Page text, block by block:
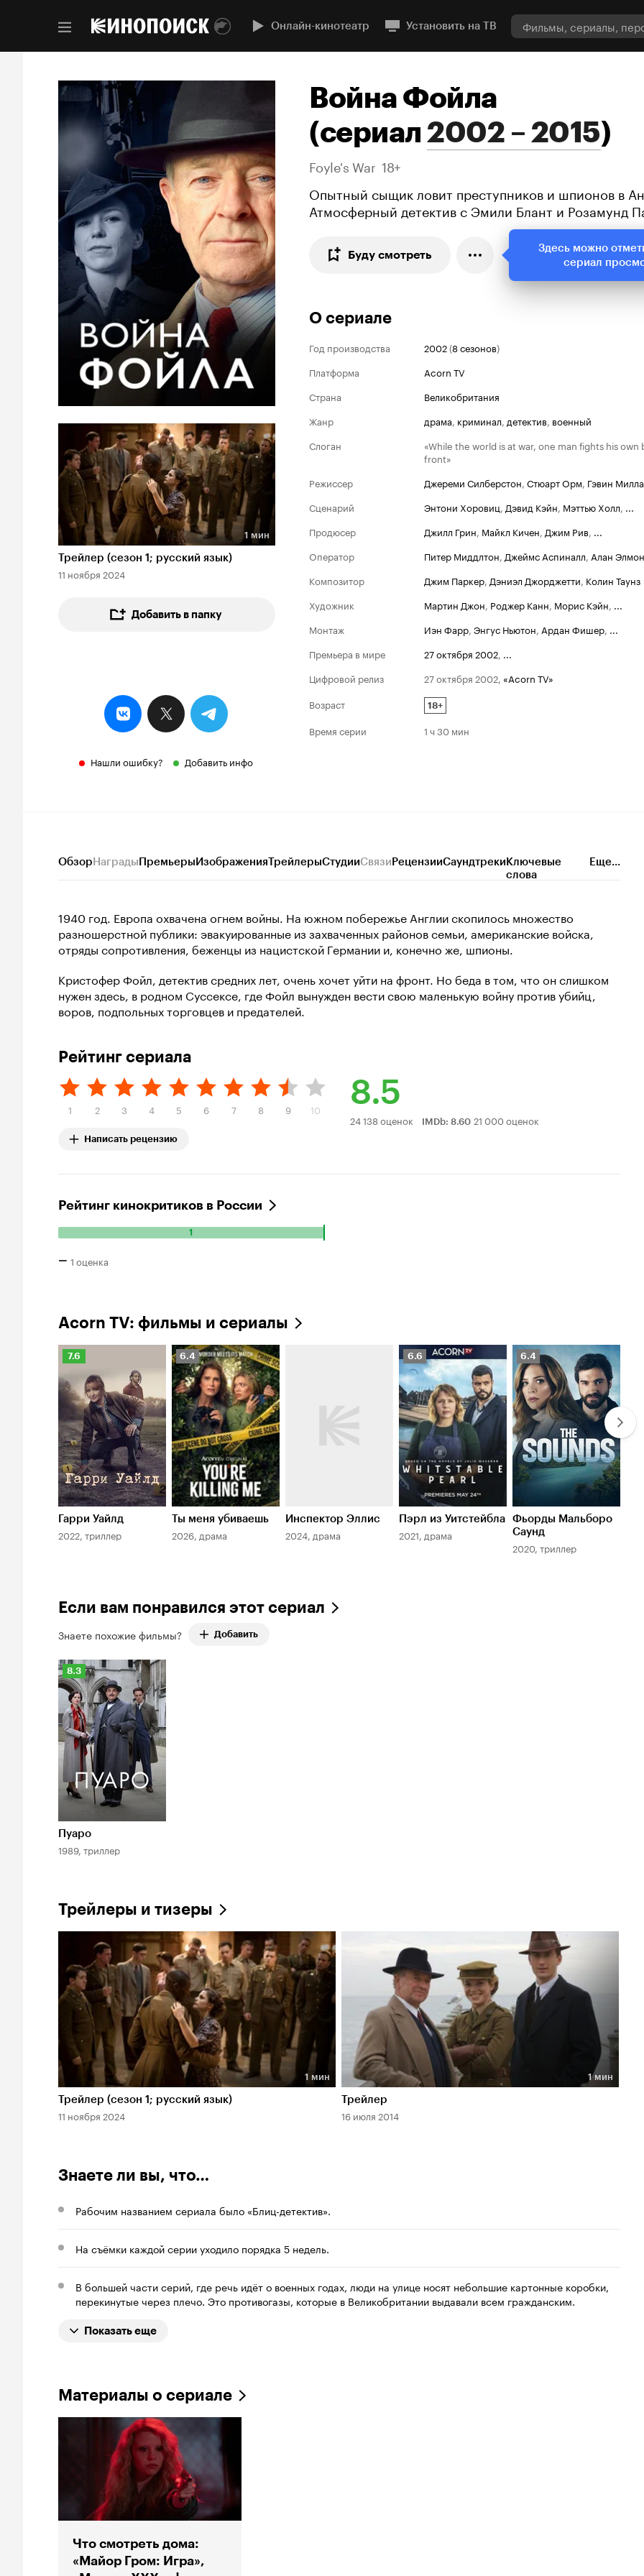
Онлайн-кинотеатр Установить на ТВ
Длительность 1 мин
1 мин
Трейлер (сезон 1; русский язык)
11 ноября 2024
Добавить в папку
Нашли ошибку? Добавить инфо
Война Фойла
(сериал2002 – 2015)
Foyle's War 18+
Опытный сыщик ловит преступников и шпионов в
Атмосферный детектив с Эмили Блант и Розамунд
Буду смотреть
О сериале
Год производства 2002(8 сезонов)
Платформа
Acorn TV
Страна
Великобритания
Жанр
драма, криминал, детектив, военный
Слоган
«While the world is at war, one man fights his
front»
Режиссер
Джереми Силберстон, Стюарт Орм, Гэвин
Сценарий
Энтони Хоровиц, Дэвид Кэйн, Мэттью Холл, ...
Продюсер
Джилл Грин, Майкл Кичен, Джим Рив, ...
Оператор
Питер Миддлтон, Джеймс Аспиналл, Алан
Композитор
Джим Паркер, Дэниэл Джорджетти, Колин Таунз
Художник
Мартин Джон, Роджер Канн, Морис Кэйн, ...
Монтаж
Иэн Фарр, Энгус Ньютон, Ардан Фишер, ...
Премьера в мире
27 октября 2002, ...
Цифровой релиз
27 октября 2002, «Acorn TV»
Возраст
18+
Время серии 1 ч 30 мин
ОбзорНаградыПремьерыИзображенияТрейлерыСтудииСвязиРецензииСаундтрекиКлючевые
слова
Еще...
1940 год. Европа охвачена огнем войны. На южном побережье Англии скопилось множество
разношерстной публики: эвакуированные из захваченных районов семьи, американские войска,
отряды сопротивления, беженцы из нацистской Германии и, конечно же, шпионы.
Кристофер Фойл, детектив средних лет, очень хочет уйти на фронт. Но беда в том, что он слишком
нужен здесь, в родном Суссексе, где Фойл вынужден вести свою маленькую войну против убийц,
воров, подпольных торговцев и предателей.
Рейтинг сериала
1 2 3 4 5 6 7 8 9 10
Написать рецензию
8.5
Рейтинг
24 138 оценок IMDb: 8.60 21 000 оценок
Рейтинг кинокритиков в России
1
Количество
оценок:
– 1 оценка
Acorn TV: фильмы и сериалы
Рейтинг
7.6
7.6
Гарри Уайлд
2022, триллер
Рейтинг
Кинопоиска
6.4
6.4
Ты меня убиваешь
2026, драма
Инспектор Эллис
2024, драма
Рейтинг
Кинопоиска
6.6
6.6
Пэрл из Уитстейбла
2021, драма
Рейтинг
Кинопоиска
6.4
6.4
Фьорды Мальборо
Саунд
2020, триллер
Если вам понравился этот сериал
Знаете похожие фильмы? Добавить
Рейтинг
Кинопоиска
8.3
8.3
Пуаро
1989, триллер
Трейлеры и тизеры
Длительность 1 мин
1 мин
Трейлер (сезон 1; русский язык)
11 ноября 2024
Длительность 1 мин
1 мин
Трейлер
16 июля 2014
Знаете ли вы, что…
Рабочим названием сериала было «Блиц-детектив».
На съёмки каждой серии уходило порядка 5 недель.
В большей части серий, где речь идёт о военных годах, люди на улице носят небольшие картонные коробки,
перекинутые через плечо. Это противогазы, которые в Великобритании выдавали всем гражданским.
Показать еще
Материалы о сериале
Что смотреть дома:
«Майор Гром: Игра»,
Здесь можно
сериал